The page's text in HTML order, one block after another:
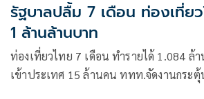
รัฐบาลปลื้ม 7 เดือน ท่องเที่ย
1 ล้านล้านบาท
ท่องเที่ยวไทย 7 เดือน ทำรายได้ 1.084 ล้
เข้าประเทศ 15 ล้านคน ททท.จัดงานกระตุ้